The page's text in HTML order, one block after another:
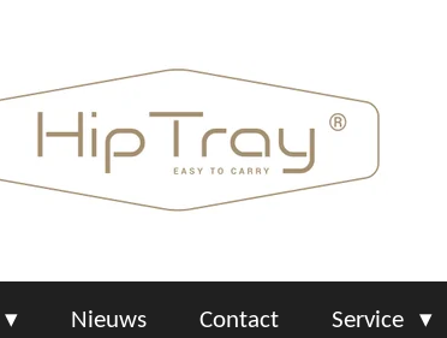
Nieuws Contact Service